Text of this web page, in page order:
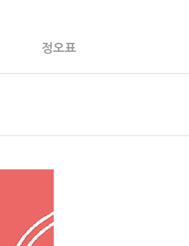
정오표